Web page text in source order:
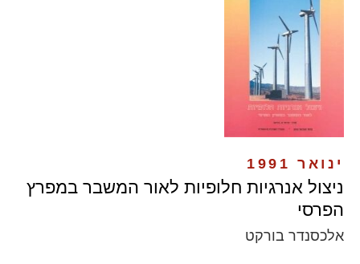
ינואר 1991
ניצול אנרגיות חלופיות לאור המשבר במפרץ
הפרסי
אלכסנדר בורקט